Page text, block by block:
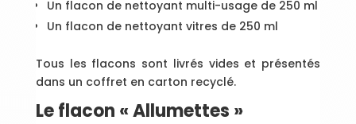
Un flacon de nettoyant multi-usage de 250 ml
Un flacon de nettoyant vitres de 250 ml
Tous les flacons sont livrés vides et présentés
dans un coffret en carton recyclé.
Le flacon « Allumettes »